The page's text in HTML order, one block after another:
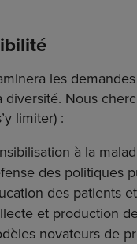
les
diversité. Nous
limiter) :
à la
des politiques
des patients
et production
novateurs de